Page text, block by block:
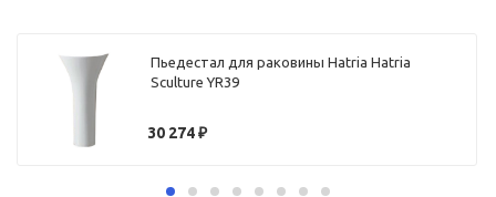
Пьедестал для раковины Hatria Hatria
Sculture YR39
30 274₽